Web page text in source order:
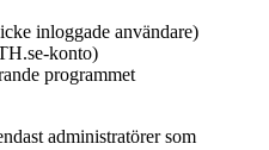
inloggade användare)
konto)
programmet
administratörer som